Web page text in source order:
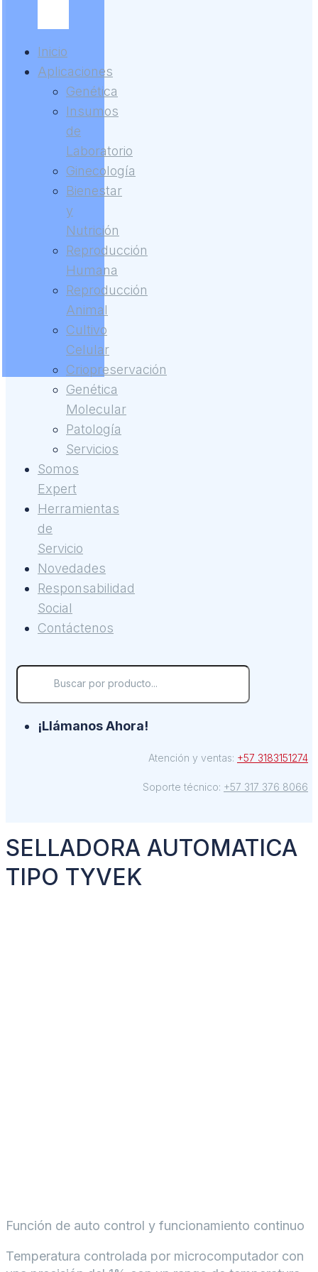
Inicio
Aplicaciones
Genética
Insumos
de
Laboratorio
Ginecología
Bienestar
y
Nutrición
Reproducción
Humana
Reproducción
Animal
Cultivo
Celular
Criopreservación
Genética
Molecular
Patología
Servicios
Somos
Expert
Herramientas
de
Servicio
Novedades
Responsabilidad
Social
Contáctenos
¡Llámanos Ahora!
Atención y ventas: +57 3183151274
Soporte técnico: +57 317 376 8066
SELLADORA AUTOMATICA
TIPO TYVEK
Función de auto control y funcionamiento continuo
Temperatura controlada por microcomputador con